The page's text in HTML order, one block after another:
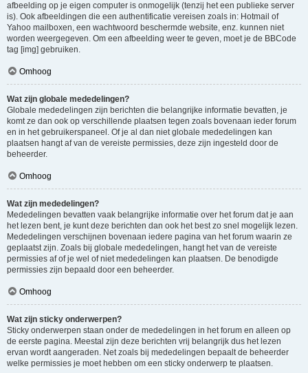
afbeelding op je eigen computer is onmogelijk (tenzij het een publieke server
is). Ook afbeeldingen die een authentificatie vereisen zoals in: Hotmail of
Yahoo mailboxen, een wachtwoord beschermde website, enz. kunnen niet
worden weergegeven. Om een afbeelding weer te geven, moet je de BBCode
tag [img] gebruiken.
Omhoog
Wat zijn globale mededelingen?
Globale mededelingen zijn berichten die belangrijke informatie bevatten, je
komt ze dan ook op verschillende plaatsen tegen zoals bovenaan ieder forum
en in het gebruikerspaneel. Of je al dan niet globale mededelingen kan
plaatsen hangt af van de vereiste permissies, deze zijn ingesteld door de
beheerder.
Omhoog
Wat zijn mededelingen?
Mededelingen bevatten vaak belangrijke informatie over het forum dat je aan
het lezen bent, je kunt deze berichten dan ook het best zo snel mogelijk lezen.
Mededelingen verschijnen bovenaan iedere pagina van het forum waarin ze
geplaatst zijn. Zoals bij globale mededelingen, hangt het van de vereiste
permissies af of je wel of niet mededelingen kan plaatsen. De benodigde
permissies zijn bepaald door een beheerder.
Omhoog
Wat zijn sticky onderwerpen?
Sticky onderwerpen staan onder de mededelingen in het forum en alleen op
de eerste pagina. Meestal zijn deze berichten vrij belangrijk dus het lezen
ervan wordt aangeraden. Net zoals bij mededelingen bepaalt de beheerder
welke permissies je moet hebben om een sticky onderwerp te plaatsen.